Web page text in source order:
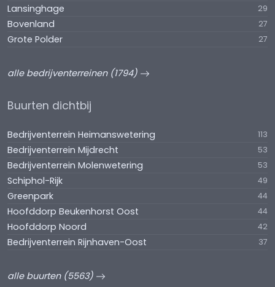
Lansinghage 29
Bovenland 27
Grote Polder 27
alle bedrijventerreinen (1794)
Buurten dichtbij
Bedrijventerrein Heimanswetering 113
Bedrijventerrein Mijdrecht 53
Bedrijventerrein Molenwetering 53
Schiphol-Rijk 49
Greenpark 44
Hoofddorp Beukenhorst Oost 44
Hoofddorp Noord 42
Bedrijventerrein Rijnhaven-Oost 37
alle buurten (5563)